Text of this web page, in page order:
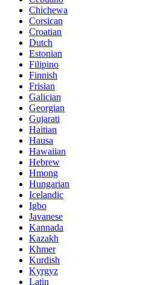
Chichewa
Corsican
Croatian
Dutch
Estonian
Filipino
Finnish
Frisian
Galician
Georgian
Gujarati
Haitian
Hausa
Hawaiian
Hebrew
Hmong
Hungarian
Icelandic
Igbo
Javanese
Kannada
Kazakh
Khmer
Kurdish
Kyrgyz
Latin